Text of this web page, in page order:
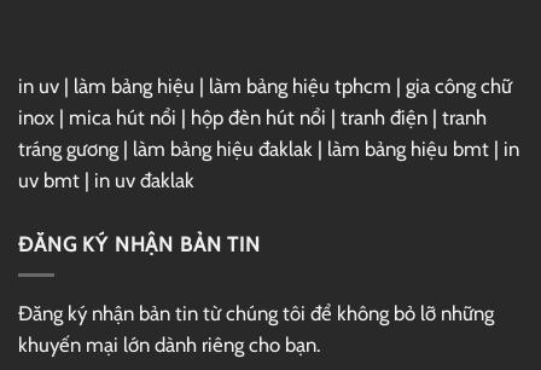
in uv | làm bảng hiệu | làm bảng hiệu tphcm | gia công chữ
inox | mica hút nổi | hộp đèn hút nổi | tranh điện | tranh
tráng gương | làm bảng hiệu đaklak | làm bảng hiệu bmt | in
uv bmt | in uv đaklak
ĐĂNG KÝ NHẬN BẢN TIN
Đăng ký nhận bản tin từ chúng tôi để không bỏ lỡ những
khuyến mại lớn dành riêng cho bạn.